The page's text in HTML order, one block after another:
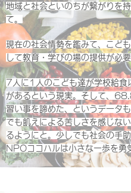
地域と社会といのちが繋がりを
て。
現在の社会情勢を鑑みて、こど
して教育・学びの場の提供が必
7人に1人のこども達が学校給食
があるという現実。そして、
習い事を諦めた、というデータ
でも飢えによる苦しさを感じな
るようにと。少しでも社会の手
NPOココハルは小さな一歩を勇